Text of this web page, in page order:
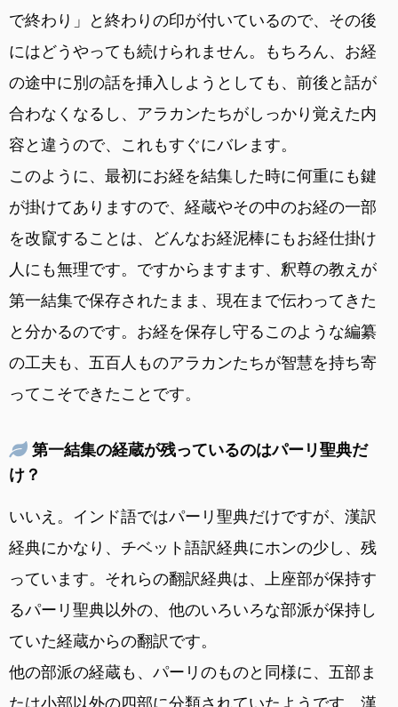
で終わり」と終わりの印が付いているので、その後
にはどうやっても続けられません。もちろん、お経
の途中に別の話を挿入しようとしても、前後と話が
合わなくなるし、アラカンたちがしっかり覚えた内
容と違うので、これもすぐにバレます。
このように、最初にお経を結集した時に何重にも鍵
が掛けてありますので、経蔵やその中のお経の一部
を改竄することは、どんなお経泥棒にもお経仕掛け
人にも無理です。ですからますます、釈尊の教えが
第一結集で保存されたまま、現在まで伝わってきた
と分かるのです。お経を保存し守るこのような編纂
の工夫も、五百人ものアラカンたちが智慧を持ち寄
ってこそできたことです。
第一結集の経蔵が残っているのはパーリ聖典だ
け？
いいえ。インド語ではパーリ聖典だけですが、漢訳
経典にかなり、チベット語訳経典にホンの少し、残
っています。それらの翻訳経典は、上座部が保持す
るパーリ聖典以外の、他のいろいろな部派が保持し
ていた経蔵からの翻訳です。
他の部派の経蔵も、パーリのものと同様に、五部ま
たは小部以外の四部に分類されていたようです。漢